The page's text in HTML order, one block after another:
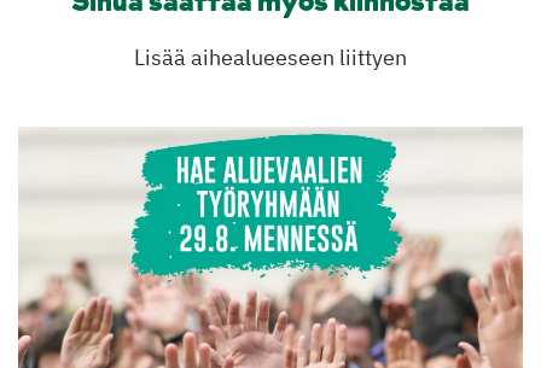
Lisää aihealueeseen liittyen